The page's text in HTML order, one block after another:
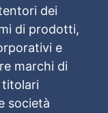
dei
di prodotti,
e
marchi di
società